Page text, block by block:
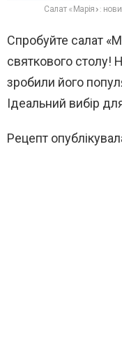
Салат «Марія»:
Спробуйте салат
святкового столу!
зробили його
Ідеальний вибір
Рецепт